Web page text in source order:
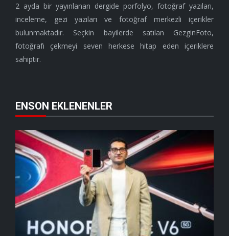
2 ayda bir yayınlanan dergide porfolyo, fotoğraf yazıları,
inceleme, gezi yazıları ve fotoğraf merkezli içerikler
bulunmaktadır. Seçkin bayilerde satılan GezginFoto,
fotoğrafı çekmeyi seven herkese hitap eden içeriklere
sahiptir.
ENSON EKLENENLER